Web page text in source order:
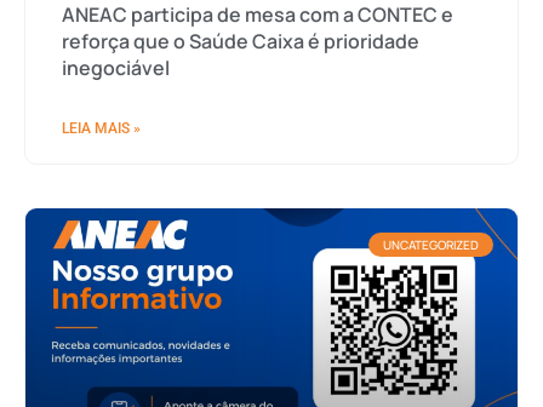
ANEAC participa de mesa com a CONTEC e
reforça que o Saúde Caixa é prioridade
inegociável
LEIA MAIS »
UNCATEGORIZED